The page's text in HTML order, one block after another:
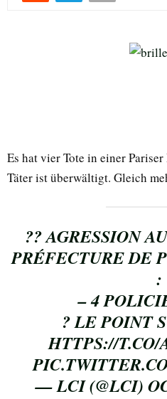
Es hat vier Tote in einer
Täter ist überwältigt. Gleich
?? AGRESSION
PRÉFECTURE DE
:
– 4
? LE POINT
HTTPS://T.CO/
— LCI (@LCI)